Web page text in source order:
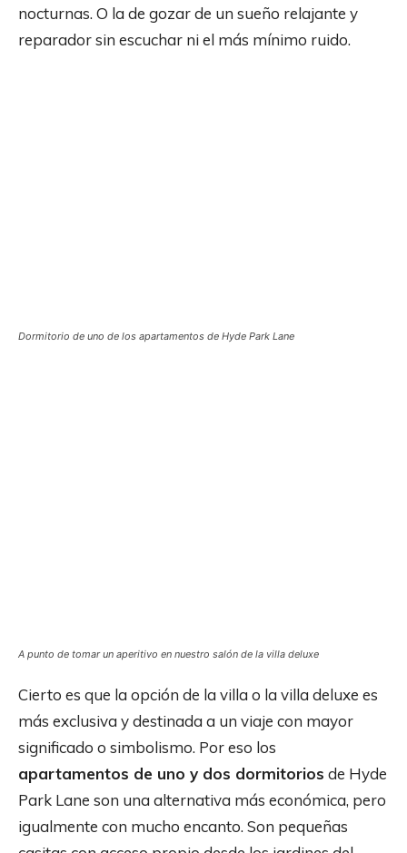
nocturnas. O la de gozar de un sueño relajante y
reparador sin escuchar ni el más mínimo ruido.
Dormitorio de uno de los apartamentos de Hyde Park Lane
A punto de tomar un aperitivo en nuestro salón de la villa deluxe
Cierto es que la opción de la villa o la villa deluxe es
más exclusiva y destinada a un viaje con mayor
significado o simbolismo. Por eso los
apartamentos de uno y dos dormitorios de Hyde
Park Lane son una alternativa más económica, pero
igualmente con mucho encanto. Son pequeñas